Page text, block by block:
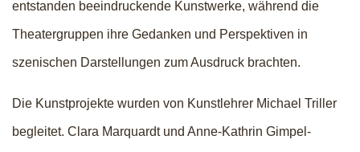
entstanden beeindruckende Kunstwerke, während die
Theatergruppen ihre Gedanken und Perspektiven in
szenischen Darstellungen zum Ausdruck brachten.
Die Kunstprojekte wurden von Kunstlehrer Michael Triller
begleitet. Clara Marquardt und Anne-Kathrin Gimpel-